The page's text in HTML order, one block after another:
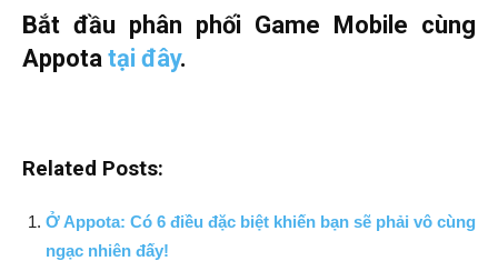
Bắt đầu phân phối Game Mobile cùng
Appota tại đây.
Related Posts:
Ở Appota: Có 6 điều đặc biệt khiến bạn sẽ phải vô cùng
ngạc nhiên đấy!